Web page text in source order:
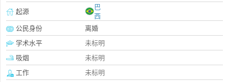
起源
巴
西
公民身份
离婚
学术水平
未标明
吸烟
未标明
工作
未标明